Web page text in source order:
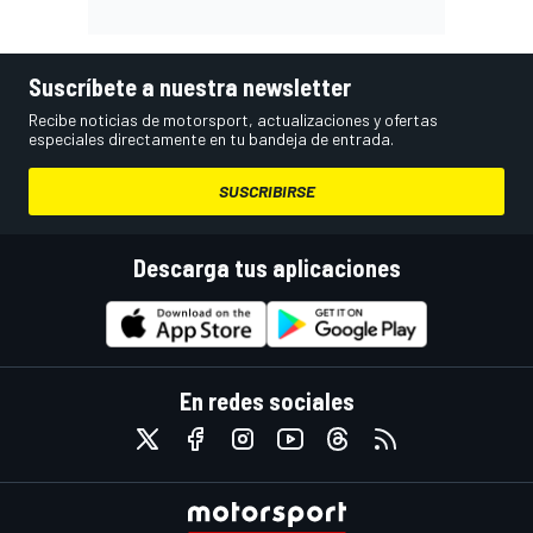
Suscríbete a nuestra newsletter
Recibe noticias de motorsport, actualizaciones y ofertas
especiales directamente en tu bandeja de entrada.
SUSCRIBIRSE
Descarga tus aplicaciones
En redes sociales